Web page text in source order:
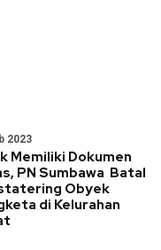
2023
Memiliki Dokumen
PN Sumbawa Batal
Obyek
di Kelurahan